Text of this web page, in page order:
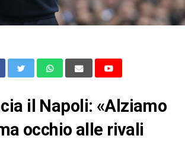
il Napoli: «Alziamo
occhio alle rivali